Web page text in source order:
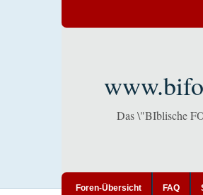
Das \"BIblische
Foren-Übersicht FAQ